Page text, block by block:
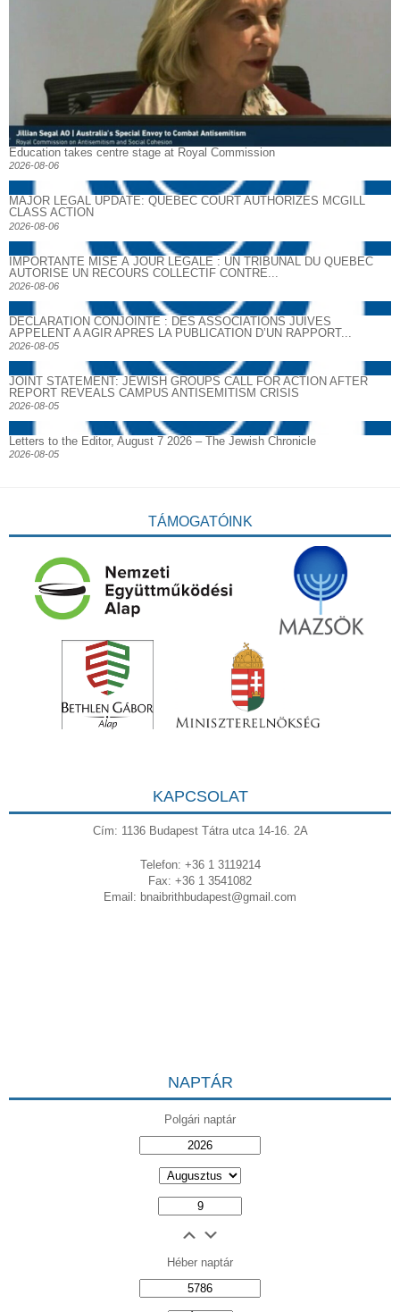
Education takes centre stage at Royal Commission
2026-08-06
MAJOR LEGAL UPDATE: QUEBEC COURT AUTHORIZES MCGILL
CLASS ACTION
2026-08-06
IMPORTANTE MISE À JOUR LÉGALE : UN TRIBUNAL DU QUÉBEC
AUTORISE UN RECOURS COLLECTIF CONTRE...
2026-08-06
DECLARATION CONJOINTE : DES ASSOCIATIONS JUIVES
APPELENT A AGIR APRES LA PUBLICATION D’UN RAPPORT...
2026-08-05
JOINT STATEMENT: JEWISH GROUPS CALL FOR ACTION AFTER
REPORT REVEALS CAMPUS ANTISEMITISM CRISIS
2026-08-05
Letters to the Editor, August 7 2026 – The Jewish Chronicle
2026-08-05
TÁMOGATÓINK
KAPCSOLAT
Cím: 1136 Budapest Tátra utca 14-16. 2A
Telefon: +36 1 3119214
Fax: +36 1 3541082
Email: bnaibrithbudapest@gmail.com
NAPTÁR
Polgári naptár
Héber naptár